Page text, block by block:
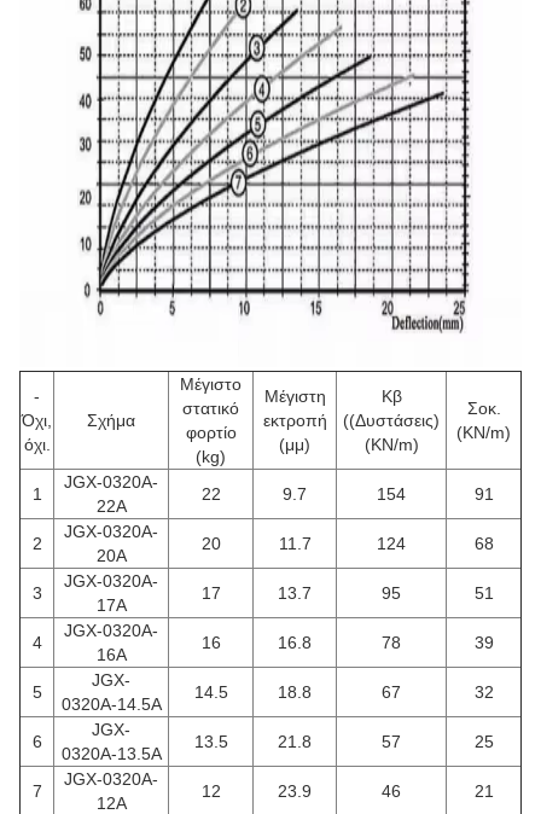
-
Όχι,
όχι.
Σχήμα
Μέγιστο
στατικό
φορτίο
(kg)
Μέγιστη
εκτροπή
(μμ)
Κβ
((Δυστάσεις)
(KN/m)
Σοκ.
(KN/m)
1
JGX-0320A-
22A
22 9.7 154 91
2
JGX-0320A-
20A
20 11.7 124 68
3
JGX-0320A-
17A
17 13.7 95 51
4
JGX-0320A-
16A
16 16.8 78 39
5
JGX-
0320Α-14.5Α
14.5 18.8 67 32
6
JGX-
0320Α-13.5Α
13.5 21.8 57 25
7
JGX-0320A-
12A
12 23.9 46 21